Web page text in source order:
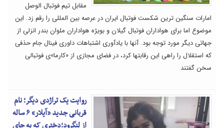
مقابل تیم فوتبال الوصل
امارات سنگین ترین شکست فوتبال ایران در عرصه بین المللی را رقم زد. این
موضوع اما برای هواداران فوتبال گیلان و بویژه هواداران ملوان بندر انزلی از
جهاتی دیگر مورد توجه بود. آنها با یادآوری اشتباهات داوری فینال جام حذفی
که استقلال را راهی این رقابتها کرد، در فضای مجازی از «کارما»ی فوتبالی
سخن گفتند
روایت یک تراژدی دیگر؛ نام
قربانی جدید «آیلار» ۶ ساله